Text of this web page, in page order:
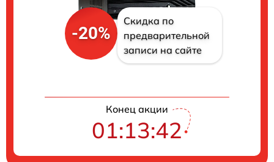
-20%
Скидка по
предварительной
записи на сайте
Конец акции
01:13:41